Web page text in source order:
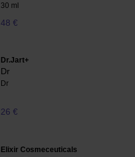
30 ml
48 €
Dr.Jart+
Dr
Dr
26 €
Elixir Cosmeceuticals